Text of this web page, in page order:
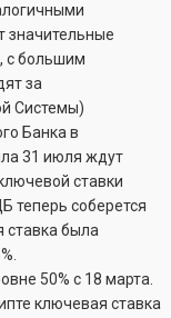
значительные
с большим
за
Системы)
Банка в
31 июля ждут
ставки
теперь соберется
ставка была
50% с 18 марта.
ключевая ставка